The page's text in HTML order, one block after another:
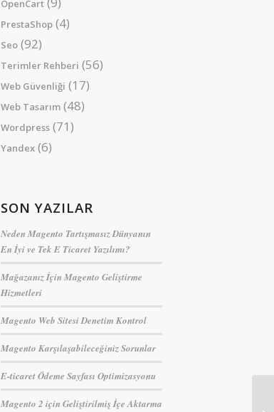
OpenCart
PrestaShop(4)
Seo(92)
Terimler Rehberi (56)
Web Güvenliği (17)
Web Tasarım(48)
Wordpress(71)
Yandex(6)
SON YAZILAR
Neden Magento Tartışmasız Dünyanın
En İyi ve Tek E Ticaret Yazılımı?
Mağazanız İçin Magento Geliştirme
Hizmetleri
Magento Web Sitesi Denetim Kontrol
Magento Karşılaşabileceğiniz Sorunlar
E-ticaret Ödeme Sayfası Optimizasyonu
Magento 2 için Geliştirilmiş İçe Aktarma